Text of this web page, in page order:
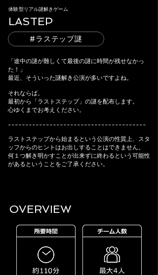
体験型リアル謎解きゲーム
LASTEP
「途中の謎が難しくて最後の謎に時間が残せなかっ
た！」
最近、そういった謎解き公演が多いですよね。
それならば。
最初から「ラストステップ」の謎を配布します。
心ゆくまでお考えください。
----------------------------------------
ラストステップから始まるという公演の性質上、スタ
ッフからのヒントはお出しすることはできません。
何１つ解き明かすことが出来ずに終わるという可能性
があるということをご了承ください。
#ラステップ謎
OVERVIEW​